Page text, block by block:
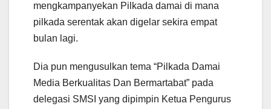
mengkampanyekan Pilkada damai di mana
pilkada serentak akan digelar sekira empat
bulan lagi.
Dia pun mengusulkan tema “Pilkada Damai
Media Berkualitas Dan Bermartabat” pada
delegasi SMSI yang dipimpin Ketua Pengurus